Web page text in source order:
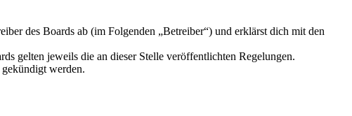
des Boards ab (im Folgenden „Betreiber“) und erklärst dich mit den
gelten jeweils die an dieser Stelle veröffentlichten Regelungen.
werden.